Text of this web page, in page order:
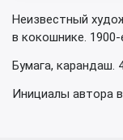
Неизвестный
в кокошнике. 1900-
Бумага, карандаш.
Инициалы автора